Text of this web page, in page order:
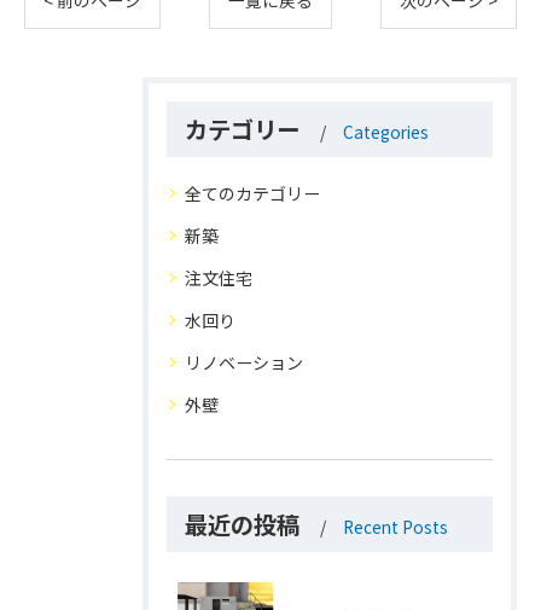
カテゴリー Categories
全てのカテゴリー
新築
注文住宅
水回り
リノベーション
外壁
最近の投稿 Recent Posts